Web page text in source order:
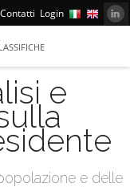
Contatti Login
e
e delle